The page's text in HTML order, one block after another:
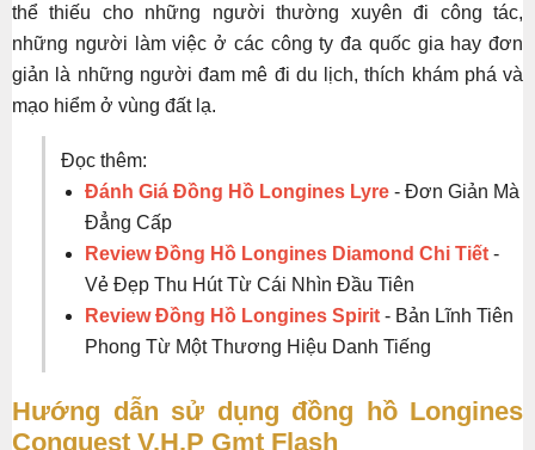
thể thiếu cho những người thường xuyên đi công tác,
những người làm việc ở các công ty đa quốc gia hay đơn
giản là những người đam mê đi du lịch, thích khám phá và
mạo hiểm ở vùng đất lạ.
Đọc thêm:
Đánh Giá Đồng Hồ Longines Lyre - Đơn Giản Mà
Đẳng Cấp
Review Đồng Hồ Longines Diamond Chi Tiết -
Vẻ Đẹp Thu Hút Từ Cái Nhìn Đầu Tiên
Review Đồng Hồ Longines Spirit - Bản Lĩnh Tiên
Phong Từ Một Thương Hiệu Danh Tiếng
Hướng dẫn sử dụng đồng hồ Longines
Conquest V.H.P Gmt Flash